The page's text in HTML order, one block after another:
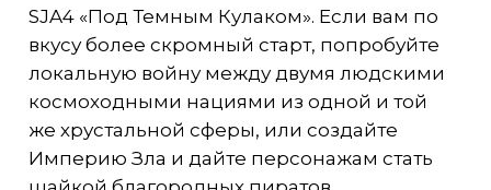
SJA4 «Под Темным Кулаком». Если вам по
вкусу более скромный старт, попробуйте
локальную войну между двумя людскими
космоходными нациями из одной и той
же хрустальной сферы, или создайте
Империю Зла и дайте персонажам стать